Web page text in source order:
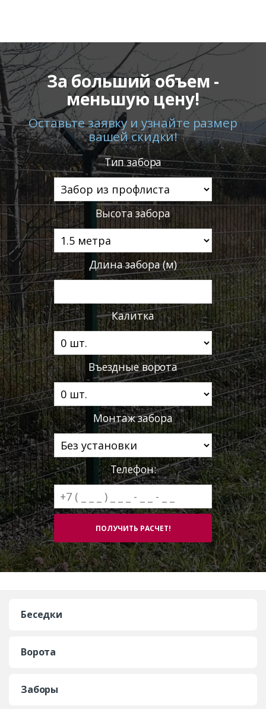
За больший объем -
меньшую цену!
Оставьте заявку и узнайте размер
вашей скидки!
Тип забора
Высота забора
Длина забора (м)
Калитка
Въездные ворота
Монтаж забора
Телефон:
Беседки
Ворота
Заборы